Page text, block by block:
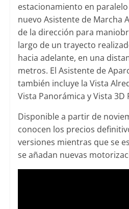
estacionamiento en
nuevo Asistente de Marcha
de la dirección para
largo de un trayecto
hacia adelante, en una
metros. El Asistente de
también incluye la Vista
Vista Panorámica y Vista 3D
Disponible a partir de
conocen los precios
versiones mientras que se
se añadan nuevas